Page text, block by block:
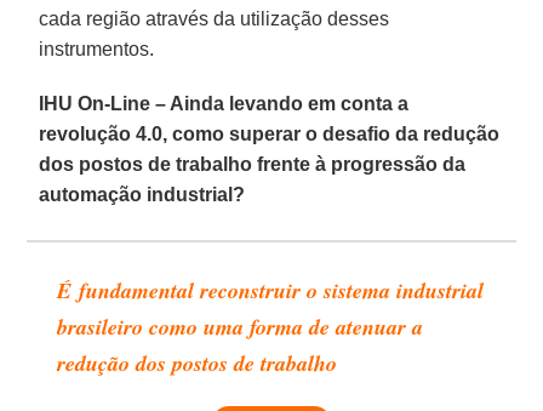
cada região através da utilização desses
instrumentos.
IHU On-Line – Ainda levando em conta a
revolução 4.0, como superar o desafio da redução
dos postos de trabalho frente à progressão da
automação industrial?
É fundamental reconstruir o sistema industrial
brasileiro como uma forma de atenuar a
redução dos postos de trabalho